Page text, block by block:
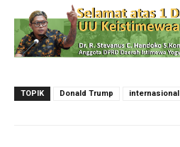
TOPIK Donald Trump internasional